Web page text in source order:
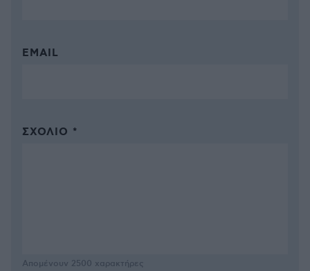
EMAIL
ΣΧΌΛΙΟ *
Απομένουν 2500 χαρακτήρες